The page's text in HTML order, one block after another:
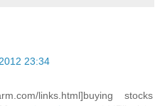
23:34
links.html]buying stocks